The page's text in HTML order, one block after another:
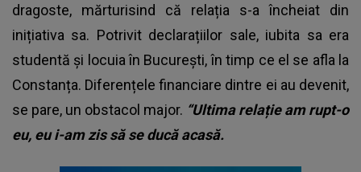
dragoste, mărturisind că relația s-a încheiat din
inițiativa sa. Potrivit declarațiilor sale, iubita sa era
studentă și locuia în București, în timp ce el se afla la
Constanța. Diferențele financiare dintre ei au devenit,
se pare, un obstacol major. “Ultima relație am rupt-o
eu, eu i-am zis să se ducă acasă.